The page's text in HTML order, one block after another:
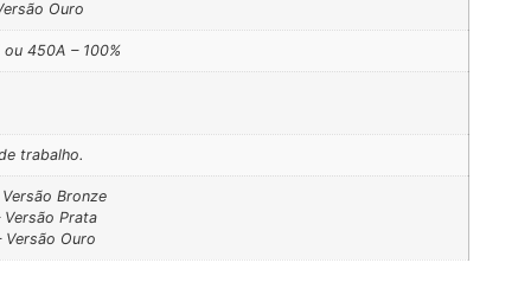
Ouro
450A – 100%
trabalho.
Bronze
Prata
Ouro